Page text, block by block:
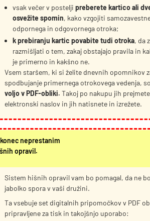
vsak večer v postelji preberete kartico ali
osvežite spomin, kako vzgojiti
odpornega in odgovornega otroka;
k prebiranju kartic povabite tudi otroka, da
razmišljati o tem, zakaj obstajajo pravila in
je primerno in kakšno ne.
Vsem staršem, ki si želite dnevnih opomnikov
spodbujanje primernega otrokovega vedenja,
voljo v PDF-obliki. Takoj po nakupu jih
elektronski naslov in jih natisnete in izrežete.
neprestanim
opravil.
Sistem hišnih opravil vam bo pomagal, da ne
jabolko spora v vaši družini.
Ta vsebuje set digitalnih pripomočkov v PDF
pripravljene za tisk in takojšnjo uporabo: